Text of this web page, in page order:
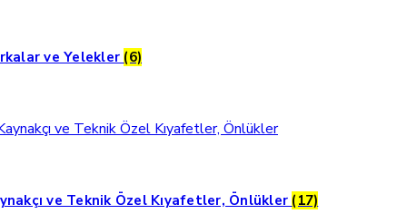
ve Yelekler (6)
ve Teknik Özel Kıyafetler, Önlükler (17)